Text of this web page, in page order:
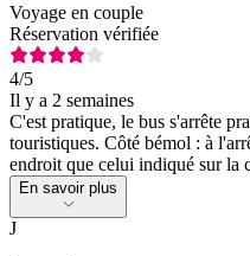
Voyage en couple
Réservation vérifiée
4/5
Il y a 2 semaines
C'est pratique, le bus s'arrête
touristiques. Côté bémol : à
endroit que celui indiqué sur la
En savoir plus
J